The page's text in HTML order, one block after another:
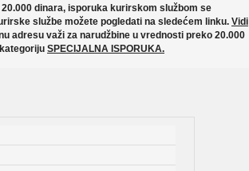
dinara, isporuka kurirskom službom se
službe možete pogledati na sledećem linku. Vidi
adresu važi za narudžbine u vrednosti preko 20.000
SPECIJALNA ISPORUKA.